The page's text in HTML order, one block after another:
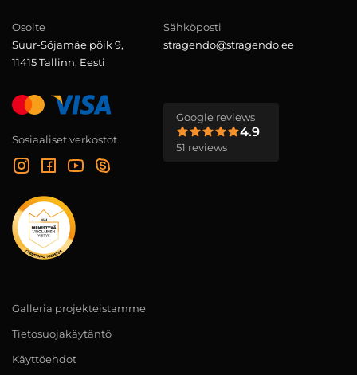
Osoite
Suur-Sõjamäe põik 9,
11415 Tallinn, Eesti
Sähköposti
stragendo@stragendo.ee
Sosiaaliset verkostot
Google reviews
4.9
51 reviews
Galleria projekteistamme
Tietosuojakäytäntö
Käyttöehdot